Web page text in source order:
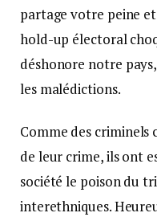
partage votre peine
hold-up électoral
déshonore notre
les malédictions.
Comme des criminels
de leur crime, ils ont
société le poison du
interethniques.